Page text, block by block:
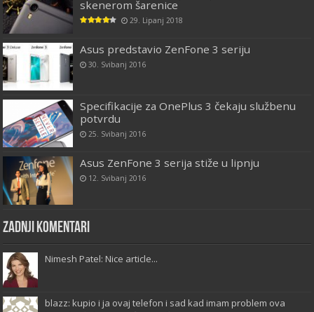
skenerom šarenice
29. Lipanj 2018
Asus predstavio ZenFone 3 seriju
30. Svibanj 2016
Specifikacije za OnePlus 3 čekaju službenu
potvrdu
25. Svibanj 2016
Asus ZenFone 3 serija stiže u lipnju
12. Svibanj 2016
Zadnji komentari
Nimesh Patel: Nice article...
blazz: kupio i ja ovaj telefon i sad kad imam problem ova